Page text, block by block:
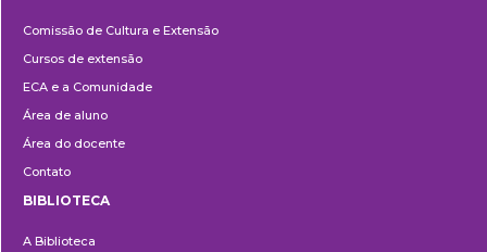
e
Extensão
Comissão de Cultura e Extensão
Cursos de extensão
ECA e a Comunidade
Área de aluno
Área do docente
Contato
BIBLIOTECA
A Biblioteca